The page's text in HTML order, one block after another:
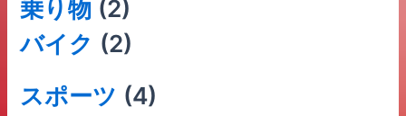
乗り物 (2)
バイク (2)
スポーツ (4)